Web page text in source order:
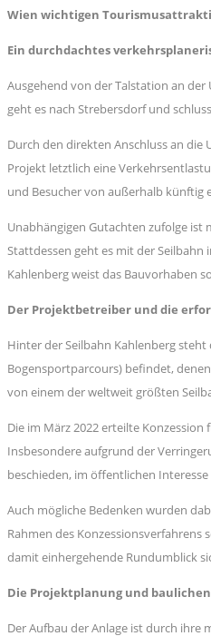
Wien wichtigen
Ein durchdachtes
Ausgehend von der Talstation an
geht es nach Strebersdorf und
Durch den direkten Anschluss an
Projekt letztlich eine
und Besucher von außerhalb künftig
Unabhängigen Gutachten zufolge ist
Stattdessen geht es mit der
Kahlenberg weist das Bauvorhaben
Der Projektbetreiber und die
Hinter der Seilbahn Kahlenberg
Bogensportparcours) befindet,
von einem der weltweit größten
Die im März 2022 erteilte
Insbesondere aufgrund der
beschieden, im öffentlichen Interesse
Auch mögliche Bedenken wurden
Rahmen des Konzessionsverfahrens
damit einhergehende Rundumblick
Die Projektplanung und
Der Aufbau der Anlage ist durch ihre